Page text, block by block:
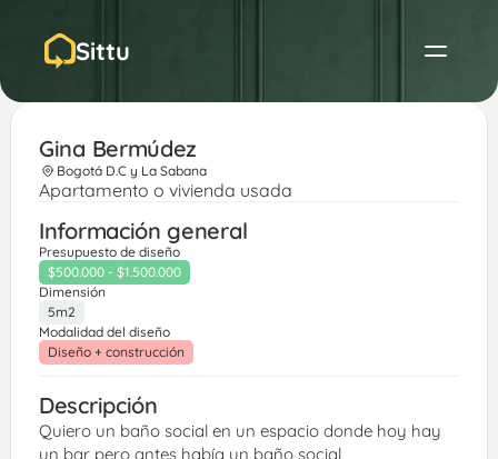
Sittu
Gina Bermúdez
Bogotá D.C y La Sabana
Apartamento o vivienda usada
Información general
Presupuesto de diseño
$500.000 - $1.500.000
Dimensión
5m2
Modalidad del diseño
Diseño + construcción
Descripción
Quiero un baño social en un espacio donde hoy hay
un bar pero antes había un baño social